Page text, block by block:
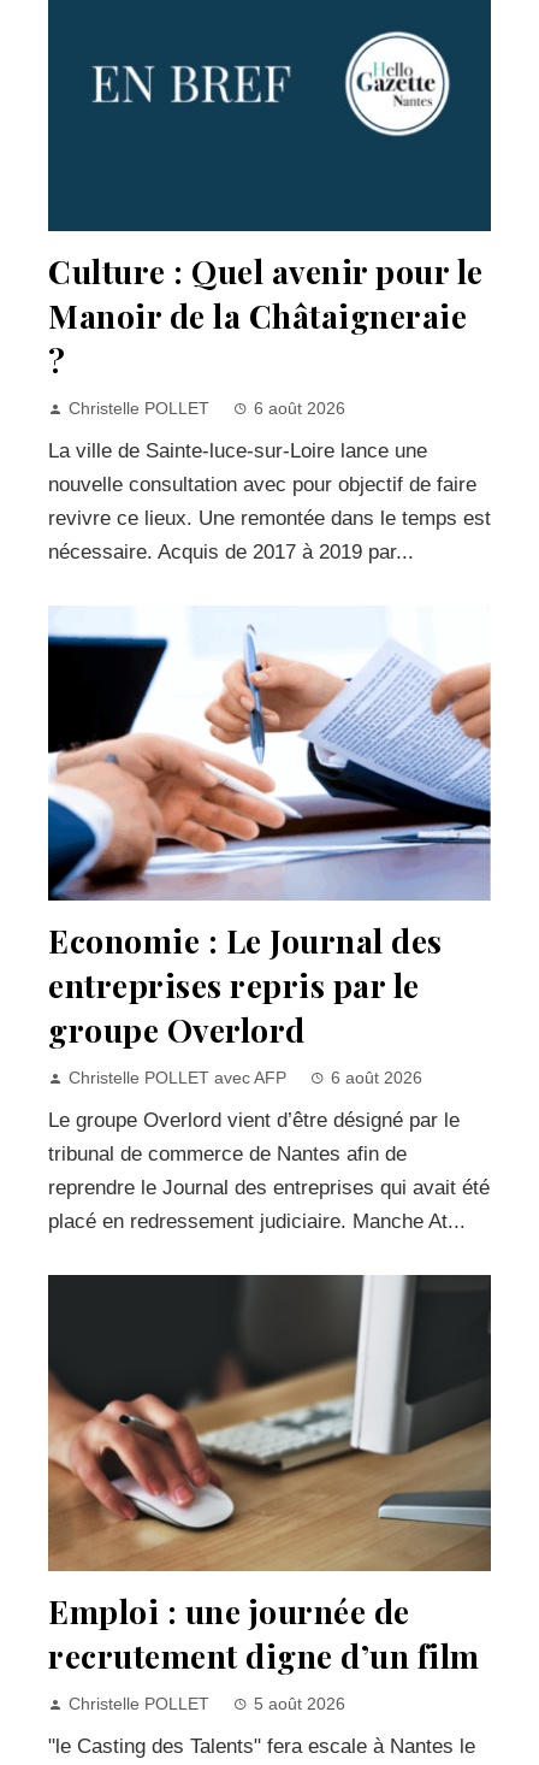
Culture : Quel avenir pour le
Manoir de la Châtaigneraie
?
Christelle POLLET 6 août 2026
La ville de Sainte-luce-sur-Loire lance une
nouvelle consultation avec pour objectif de faire
revivre ce lieux. Une remontée dans le temps est
nécessaire. Acquis de 2017 à 2019 par...
Economie : Le Journal des
entreprises repris par le
groupe Overlord
Christelle POLLET avec AFP 6 août 2026
Le groupe Overlord vient d’être désigné par le
tribunal de commerce de Nantes afin de
reprendre le Journal des entreprises qui avait été
placé en redressement judiciaire. Manche At...
Emploi : une journée de
recrutement digne d’un film
Christelle POLLET 5 août 2026
"le Casting des Talents" fera escale à Nantes le